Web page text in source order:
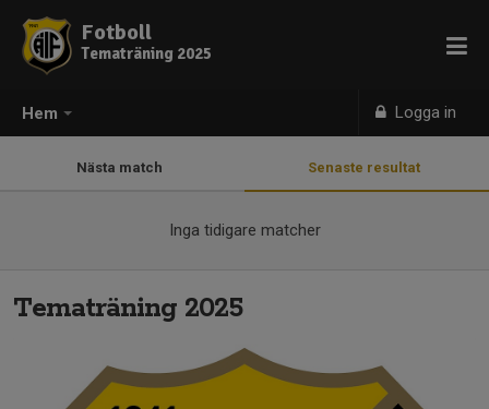
Hem Logga in
Fotboll
Tematräning 2025
Nästa match Senaste resultat
Inga tidigare matcher
Tematräning 2025